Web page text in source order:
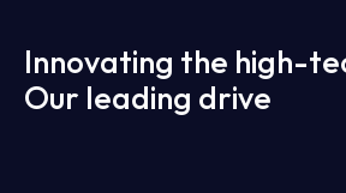
Innovating the high-
Our leading drive